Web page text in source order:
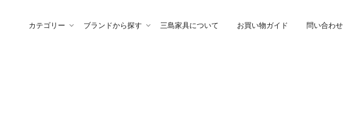
カテゴリー ブランドから探す 三島家具について お買い物ガイド 問い合わせ